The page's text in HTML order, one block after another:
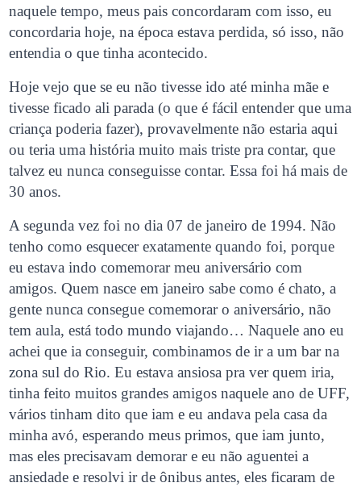
naquele tempo, meus pais concordaram com isso, eu
concordaria hoje, na época estava perdida, só isso, não
entendia o que tinha acontecido.
Hoje vejo que se eu não tivesse ido até minha mãe e
tivesse ficado ali parada (o que é fácil entender que uma
criança poderia fazer), provavelmente não estaria aqui
ou teria uma história muito mais triste pra contar, que
talvez eu nunca conseguisse contar. Essa foi há mais de
30 anos.
A segunda vez foi no dia 07 de janeiro de 1994. Não
tenho como esquecer exatamente quando foi, porque
eu estava indo comemorar meu aniversário com
amigos. Quem nasce em janeiro sabe como é chato, a
gente nunca consegue comemorar o aniversário, não
tem aula, está todo mundo viajando… Naquele ano eu
achei que ia conseguir, combinamos de ir a um bar na
zona sul do Rio. Eu estava ansiosa pra ver quem iria,
tinha feito muitos grandes amigos naquele ano de UFF,
vários tinham dito que iam e eu andava pela casa da
minha avó, esperando meus primos, que iam junto,
mas eles precisavam demorar e eu não aguentei a
ansiedade e resolvi ir de ônibus antes, eles ficaram de